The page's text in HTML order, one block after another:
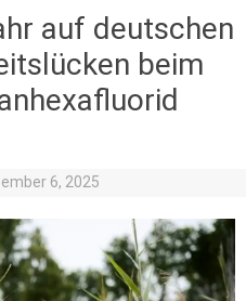
auf deutschen
beim
6, 2025